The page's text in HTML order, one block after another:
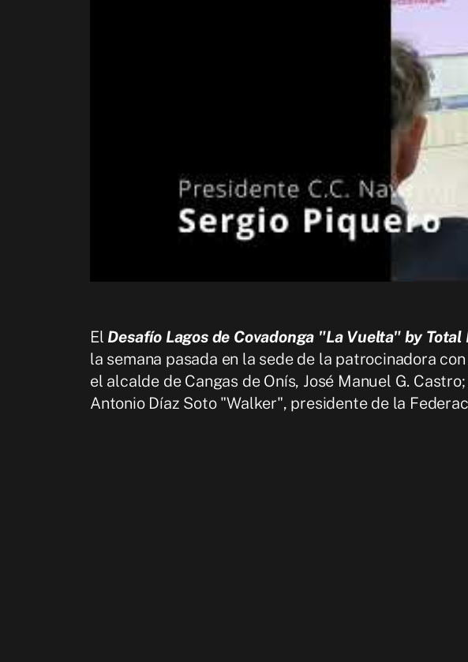
El Desafío Lagos de Covadonga "La Vuelta" by
la semana pasada en la sede de la patrocinadora
el alcalde de Cangas de Onís, José Manuel G.
Antonio Díaz Soto "Walker", presidente de la